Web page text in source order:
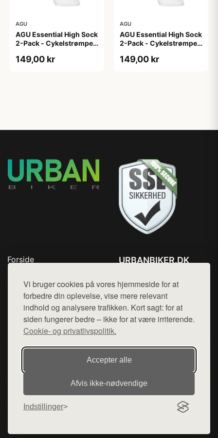
Vi bruger cookies på vores hjemmeside for at
forbedre din oplevelse, vise mere relevant
indhold og analysere trafikken. Kort sagt: for at
siden fungerer bedre – ikke for at være irriterende.
Cookie- og privatlivspolitik.
Accepter alle
Afvis ikke‑nødvendige
Indstillinger
AGU
AGU Essential High Sock
2-Pack - Cykelstrømper
149,00 kr
AGU
AGU Essential High Sock
2-Pack - Cykelstrømper
149,00 kr
Forside
Top Rabatter
Blog
Kontakt
URBANBIKER.DK
Mail: hej@want.dk
Cookie- og privatlivspolitik
Denne side er en del af want.dk, der udgiver en række
hjemmesider med præsentation af forskellige produkter fra
diverse webshops. Der sælges ikke varer fra denne side - vi
varerne på lager.